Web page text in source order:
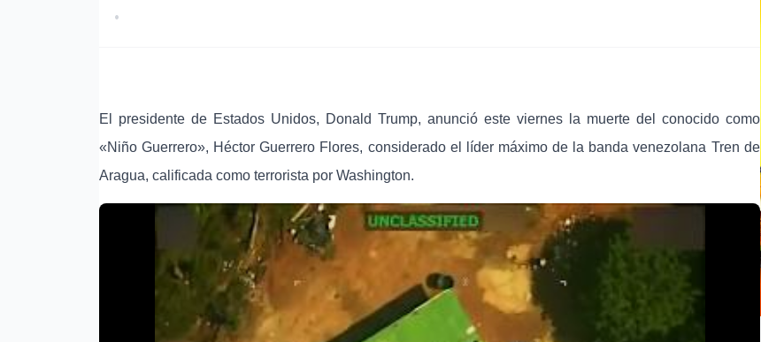
•
El presidente de Estados Unidos, Donald Trump, anunció este viernes la muerte del conocido como
«Niño Guerrero», Héctor Guerrero Flores, considerado el líder máximo de la banda venezolana Tren de
Aragua, calificada como terrorista por Washington.